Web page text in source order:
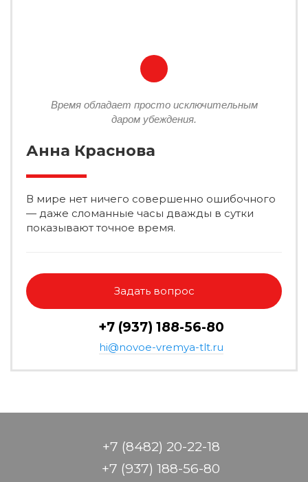
Время обладает просто исключительным
даром убеждения.
Анна Краснова
В мире нет ничего совершенно ошибочного
— даже сломанные часы дважды в сутки
показывают точное время.
Задать вопрос
+7 (937) 188-56-80
hi@novoe-vremya-tlt.ru
+7 (8482) 20-22-18
+7 (937) 188-56-80